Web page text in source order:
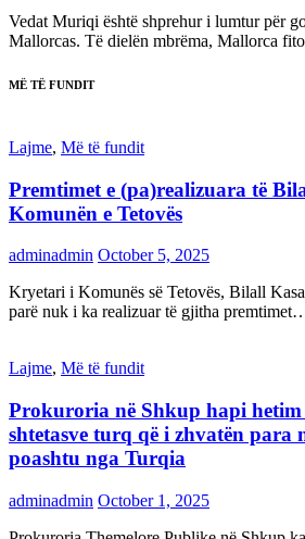
Vedat Muriqi është shprehur i lumtur për
Mallorcas. Të dielën mbrëma, Mallorca
MË TË FUNDIT
Lajme, Më të fundit
Premtimet e (pa)realizuara të
Komunën e Tetovës
adminadmin October 5, 2025
Kryetari i Komunës së Tetovës, Bilall
parë nuk i ka realizuar të gjitha
Lajme, Më të fundit
Prokuroria në Shkup hapi
shtetasve turq që i zhvatën para
poashtu nga Turqia
adminadmin October 1, 2025